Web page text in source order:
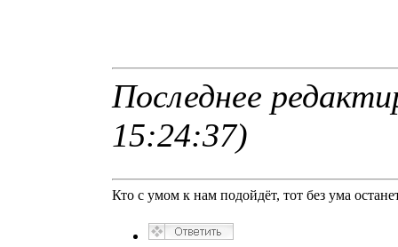
Последнее
15:24:37)
Кто с умом к нам подойдёт, тот без ума